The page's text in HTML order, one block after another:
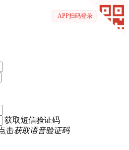
获取短信验证码
击获取语音验证码
APP扫码登录